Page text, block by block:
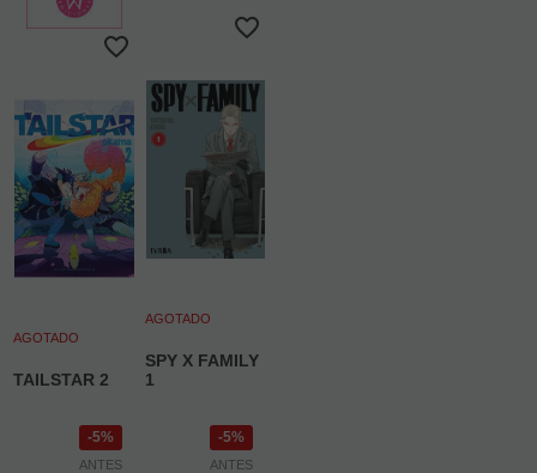
AGOTADO
TAILSTAR 2
5%
ANTES
AGOTADO
SPY X FAMILY
1
5%
ANTES